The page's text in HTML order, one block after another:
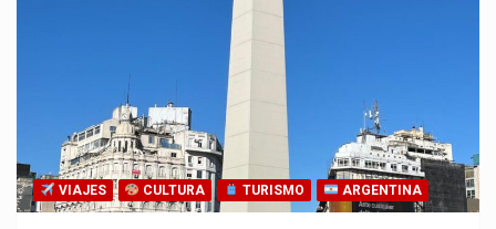
VIAJES CULTURA TURISMO ARGENTINA